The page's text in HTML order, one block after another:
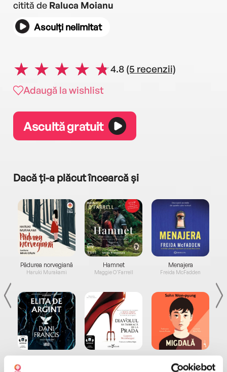
citită de Raluca Moianu
Asculți nelimitat
4.8 (5 recenzii)
Adaugă la wishlist
Ascultă gratuit
Dacă ți-a plăcut încearcă și
Pădurea norvegiană
Haruki Murakami
Hamnet
Maggie O'Farrell
Menajera
Freida McFadden
Sohn Won-pyung